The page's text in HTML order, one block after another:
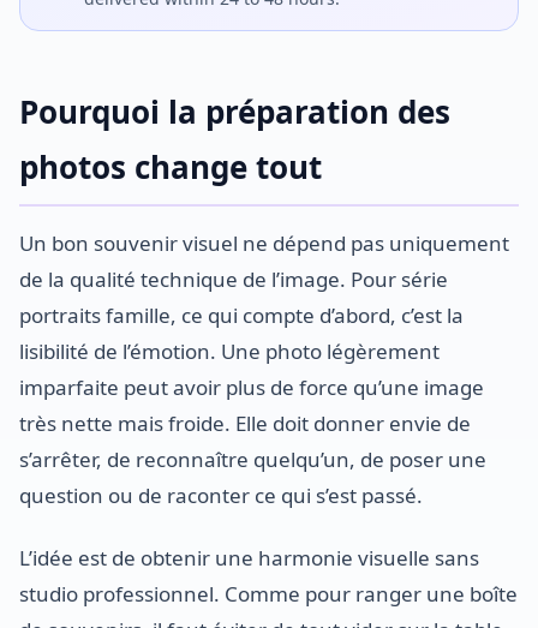
Pourquoi la préparation des
photos change tout
Un bon souvenir visuel ne dépend pas uniquement
de la qualité technique de l’image. Pour série
portraits famille, ce qui compte d’abord, c’est la
lisibilité de l’émotion. Une photo légèrement
imparfaite peut avoir plus de force qu’une image
très nette mais froide. Elle doit donner envie de
s’arrêter, de reconnaître quelqu’un, de poser une
question ou de raconter ce qui s’est passé.
L’idée est de obtenir une harmonie visuelle sans
studio professionnel. Comme pour ranger une boîte